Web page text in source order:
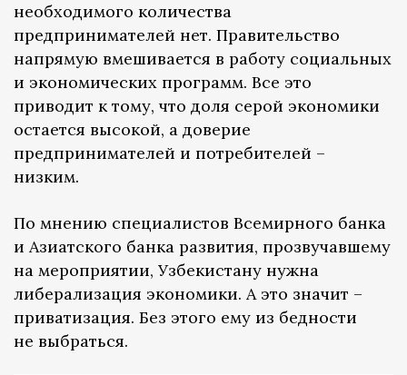
необходимого количества
предпринимателей нет. Правительство
напрямую вмешивается в работу социальных
и экономических программ. Все это
приводит к тому, что доля серой экономики
остается высокой, а доверие
предпринимателей и потребителей –
низким.
По мнению специалистов Всемирного банка
и Азиатского банка развития, прозвучавшему
на мероприятии, Узбекистану нужна
либерализация экономики. А это значит –
приватизация. Без этого ему из бедности
не выбраться.